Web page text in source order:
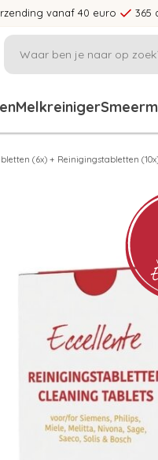
vanaf 40 euro 365
Melkreiniger
(6x) + Reinigingstabletten